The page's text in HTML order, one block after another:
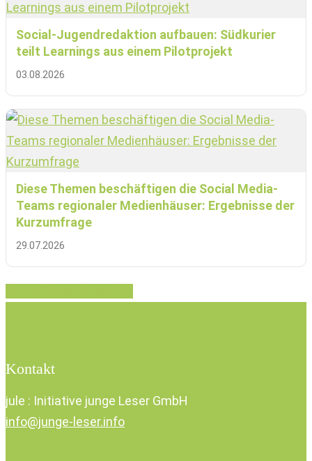
Social-Jugendredaktion aufbauen: Südkurier
teilt Learnings aus einem Pilotprojekt
03.08.2026
Diese Themen beschäftigen die Social Media-
Teams regionaler Medienhäuser: Ergebnisse der
Kurzumfrage
29.07.2026
Kontakt
jule : Initiative junge Leser GmbH
info@junge-leser.info